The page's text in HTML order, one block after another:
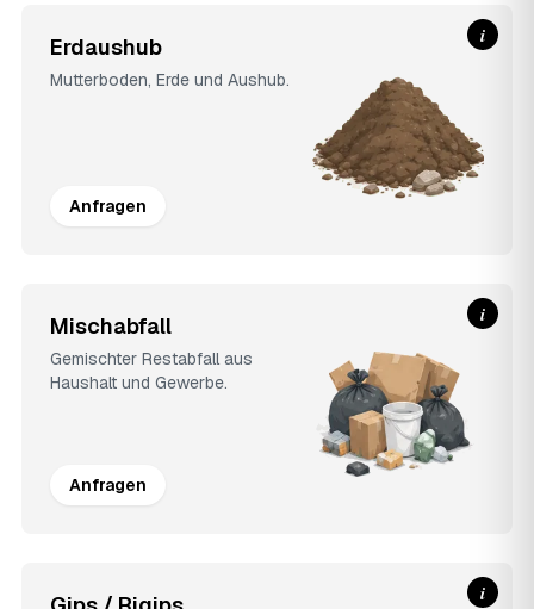
Erdaushub
Mutterboden, Erde und Aushub.
Anfragen
i
Mischabfall
Gemischter Restabfall aus
Haushalt und Gewerbe.
Anfragen
i
i